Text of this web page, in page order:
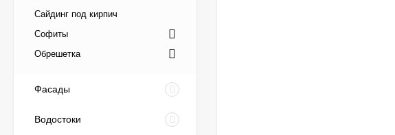
Сайдинг под кирпич
Софиты
Обрешетка
Фасады
Водостоки